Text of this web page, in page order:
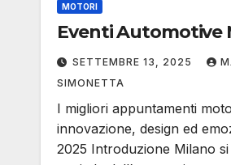
MOTORI
Eventi Automotive
SETTEMBRE 13, 2025
SIMONETTA
I migliori appuntamenti
innovazione, design ed
2025 Introduzione Milano